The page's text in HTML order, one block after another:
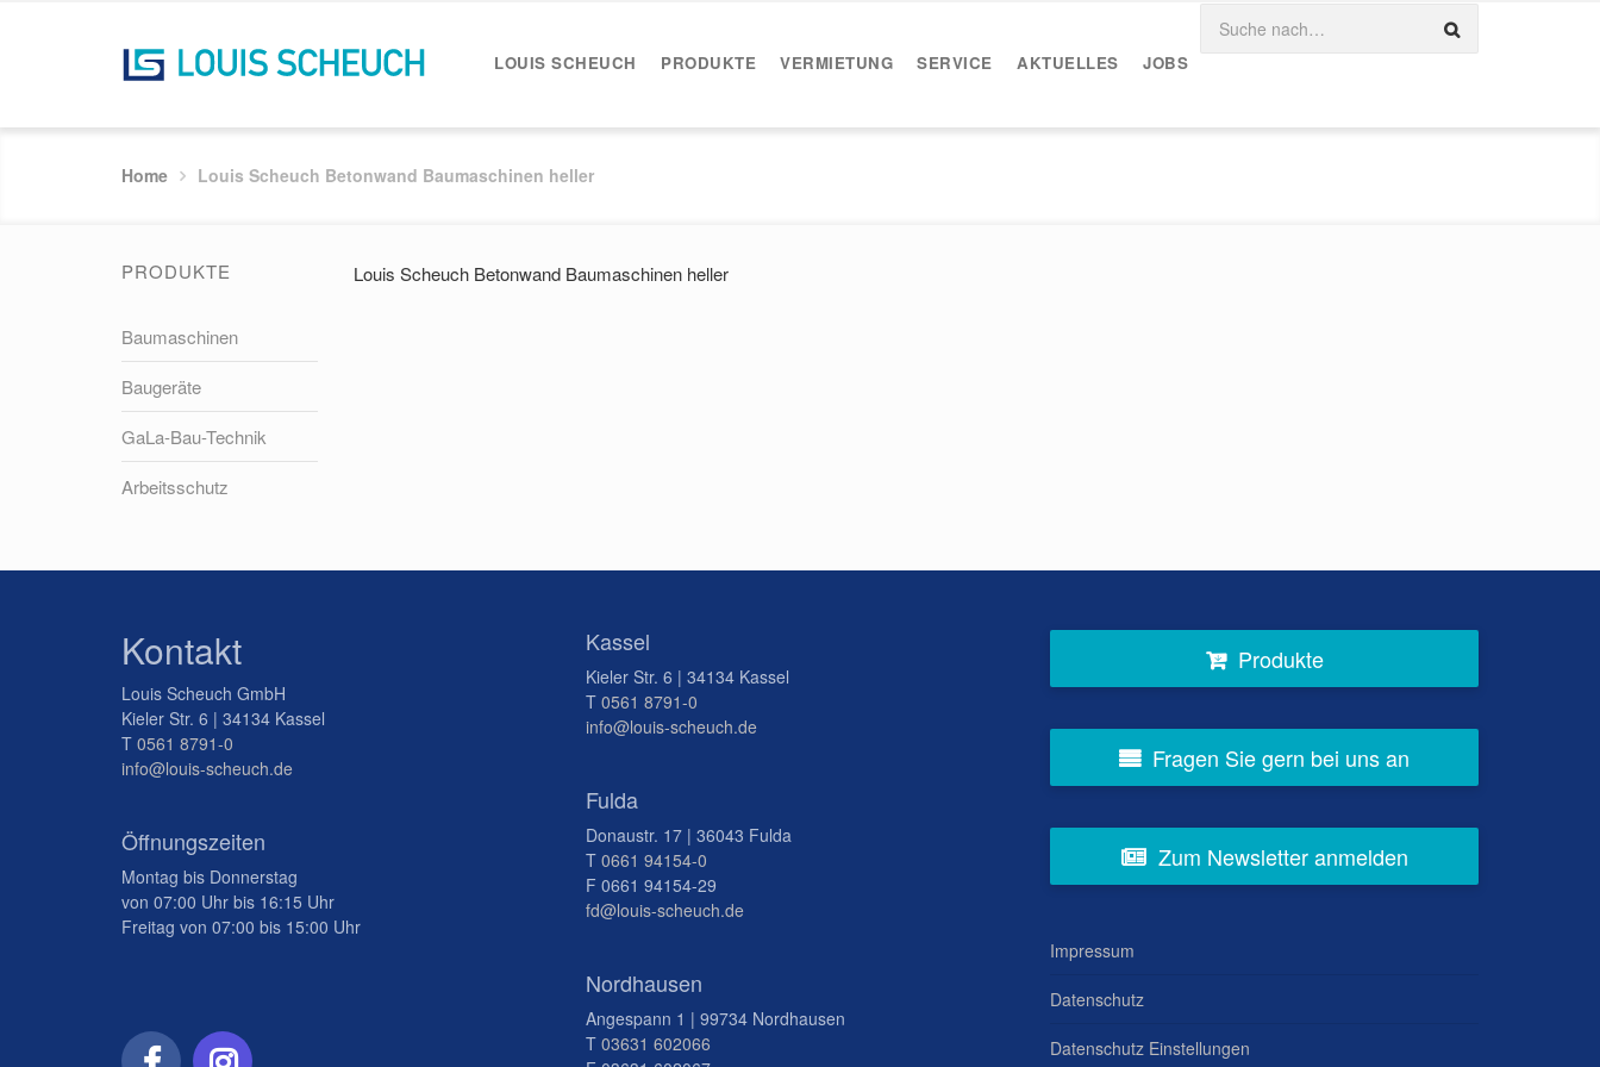
LOUIS SCHEUCH PRODUKTE VERMIETUNG SERVICE AKTUELLES JOBS
Home Louis Scheuch Betonwand Baumaschinen heller
PRODUKTE
Baumaschinen
Baugeräte
GaLa-Bau-Technik
Arbeitsschutz
Louis Scheuch Betonwand Baumaschinen heller
Kontakt
Louis Scheuch GmbH
Kieler Str. 6 | 34134 Kassel
T 0561 8791-0
info@louis-scheuch.de
Öffnungszeiten
Montag bis Donnerstag
von 07:00 Uhr bis 16:15 Uhr
Freitag von 07:00 bis 15:00 Uhr
Kassel
Kieler Str. 6 | 34134 Kassel
T 0561 8791-0
info@louis-scheuch.de
Fulda
Donaustr. 17 | 36043 Fulda
T 0661 94154-0
F 0661 94154-29
fd@louis-scheuch.de
Nordhausen
Angespann 1 | 99734 Nordhausen
T 03631 602066
Produkte
Fragen Sie gern bei uns an
Zum Newsletter anmelden
Impressum
Datenschutz
Datenschutz Einstellungen